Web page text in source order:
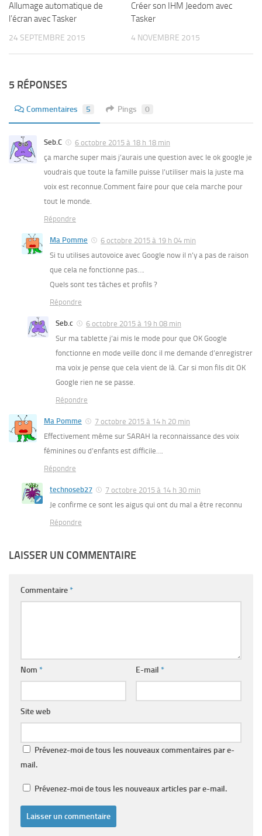
Allumage automatique de
l’écran avec Tasker
24 SEPTEMBRE 2015
Créer son IHM Jeedom avec
Tasker
4 NOVEMBRE 2015
5 RÉPONSES
Commentaires 5 Pings 0
Seb.C
6 octobre 2015 à 18 h 18 min
ça marche super mais j’aurais une question avec le ok google je
voudrais que toute la famille puisse l’utiliser mais la juste ma
voix est reconnue.Comment faire pour que cela marche pour
tout le monde.
Répondre
Ma Pomme
6 octobre 2015 à 19 h 04 min
Si tu utilises autovoice avec Google now il n’y a pas de raison
que cela ne fonctionne pas….
Quels sont tes tâches et profils ?
Répondre
Seb.c
6 octobre 2015 à 19 h 08 min
Sur ma tablette j’ai mis le mode pour que OK Google
fonctionne en mode veille donc il me demande d’enregistrer
ma voix je pense que cela vient de là. Car si mon fils dit OK
Google rien ne se passe.
Répondre
Ma Pomme
7 octobre 2015 à 14 h 20 min
Effectivement même sur SARAH la reconnaissance des voix
féminines ou d’enfants est difficile….
Répondre
technoseb27
7 octobre 2015 à 14 h 30 min
Je confirme ce sont les aigus qui ont du mal a être reconnu
Répondre
LAISSER UN COMMENTAIRE
Commentaire*
Nom * E-mail *
Site web
Prévenez-moi de tous les nouveaux commentaires par e-
mail.
Prévenez-moi de tous les nouveaux articles par e-mail.